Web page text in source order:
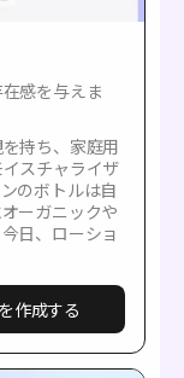
感を与えま
持ち、家庭用
スチャライザ
のボトルは自
ーガニックや
日、ローショ
作成する